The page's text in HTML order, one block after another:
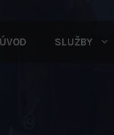
ÚVOD SLUŽBY